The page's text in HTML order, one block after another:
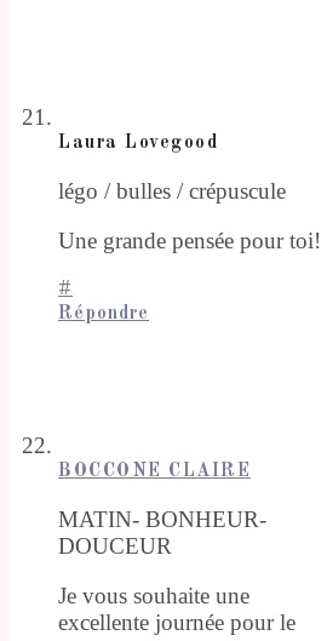
Laura Lovegood
légo / bulles / crépuscule
Une grande pensée pour toi!
#
Répondre
BOCCONE CLAIRE
MATIN- BONHEUR-
DOUCEUR
Je vous souhaite une
excellente journée pour le